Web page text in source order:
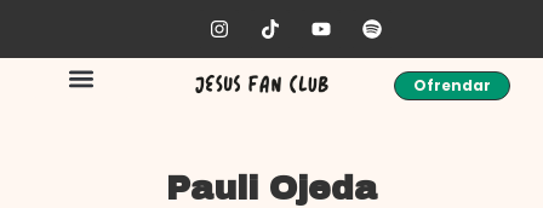
Ofrendar
Pauli Ojeda